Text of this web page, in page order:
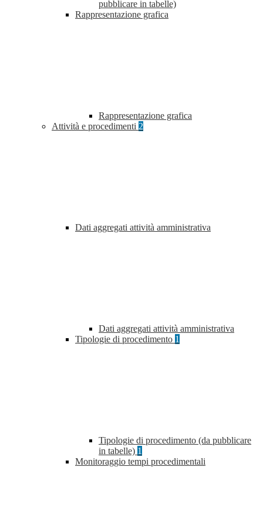
pubblicare in tabelle)
Rappresentazione grafica
Rappresentazione grafica
Attività e procedimenti 2
Dati aggregati attività amministrativa
Dati aggregati attività amministrativa
Tipologie di procedimento 1
Tipologie di procedimento (da pubblicare
in tabelle) 1
Monitoraggio tempi procedimentali